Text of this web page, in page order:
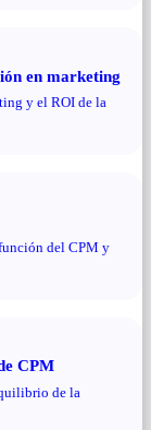
en marketing
y el ROI de la
del CPM y
CPM
de la